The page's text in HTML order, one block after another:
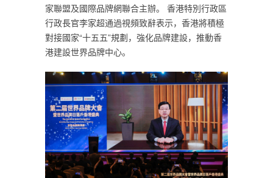
家聯盟及國際品牌網聯合主辦。 香港特別行政區
行政長官李家超通過視頻致辭表示，香港將積極
對接國家“十五五”規劃，強化品牌建設，推動香
港建設世界品牌中心。